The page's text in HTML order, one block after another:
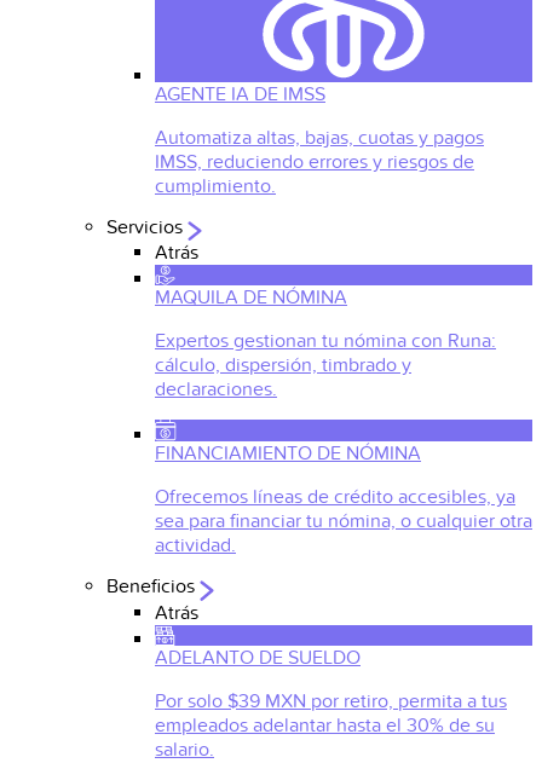
AGENTE IA DE IMSS
Automatiza altas, bajas, cuotas y pagos
IMSS, reduciendo errores y riesgos de
cumplimiento.
Servicios
Atrás
MAQUILA DE NÓMINA
Expertos gestionan tu nómina con Runa:
cálculo, dispersión, timbrado y
declaraciones.
FINANCIAMIENTO DE NÓMINA
Ofrecemos líneas de crédito accesibles, ya
sea para financiar tu nómina, o cualquier otra
actividad.
Beneficios
Atrás
ADELANTO DE SUELDO
Por solo $39 MXN por retiro, permita a tus
empleados adelantar hasta el 30% de su
salario.